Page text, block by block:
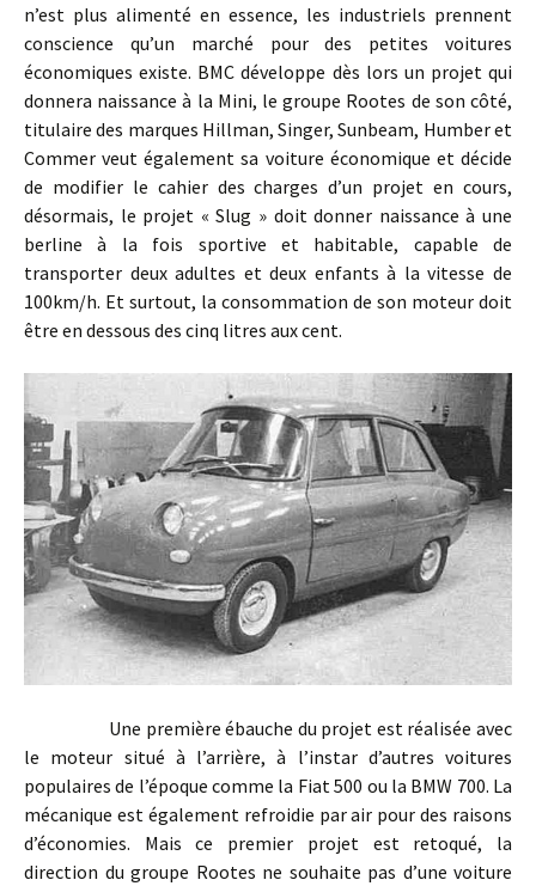
n’est plus alimenté en essence, les industriels prennent
conscience qu’un marché pour des petites voitures
économiques existe. BMC développe dès lors un projet qui
donnera naissance à la Mini, le groupe Rootes de son côté,
titulaire des marques Hillman, Singer, Sunbeam, Humber et
Commer veut également sa voiture économique et décide
de modifier le cahier des charges d’un projet en cours,
désormais, le projet « Slug » doit donner naissance à une
berline à la fois sportive et habitable, capable de
transporter deux adultes et deux enfants à la vitesse de
100km/h. Et surtout, la consommation de son moteur doit
être en dessous des cinq litres aux cent.
Une première ébauche du projet est réalisée avec
le moteur situé à l’arrière, à l’instar d’autres voitures
populaires de l’époque comme la Fiat 500 ou la BMW 700. La
mécanique est également refroidie par air pour des raisons
d’économies. Mais ce premier projet est retoqué, la
direction du groupe Rootes ne souhaite pas d’une voiture